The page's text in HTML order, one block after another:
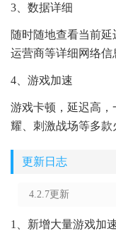
3、数据详细
随时随地查看当前延
运营商等详细网络信
4、游戏加速
游戏卡顿，延迟高
耀、刺激战场等多款
更新日志
4.2.7更新
1、新增大量游戏加